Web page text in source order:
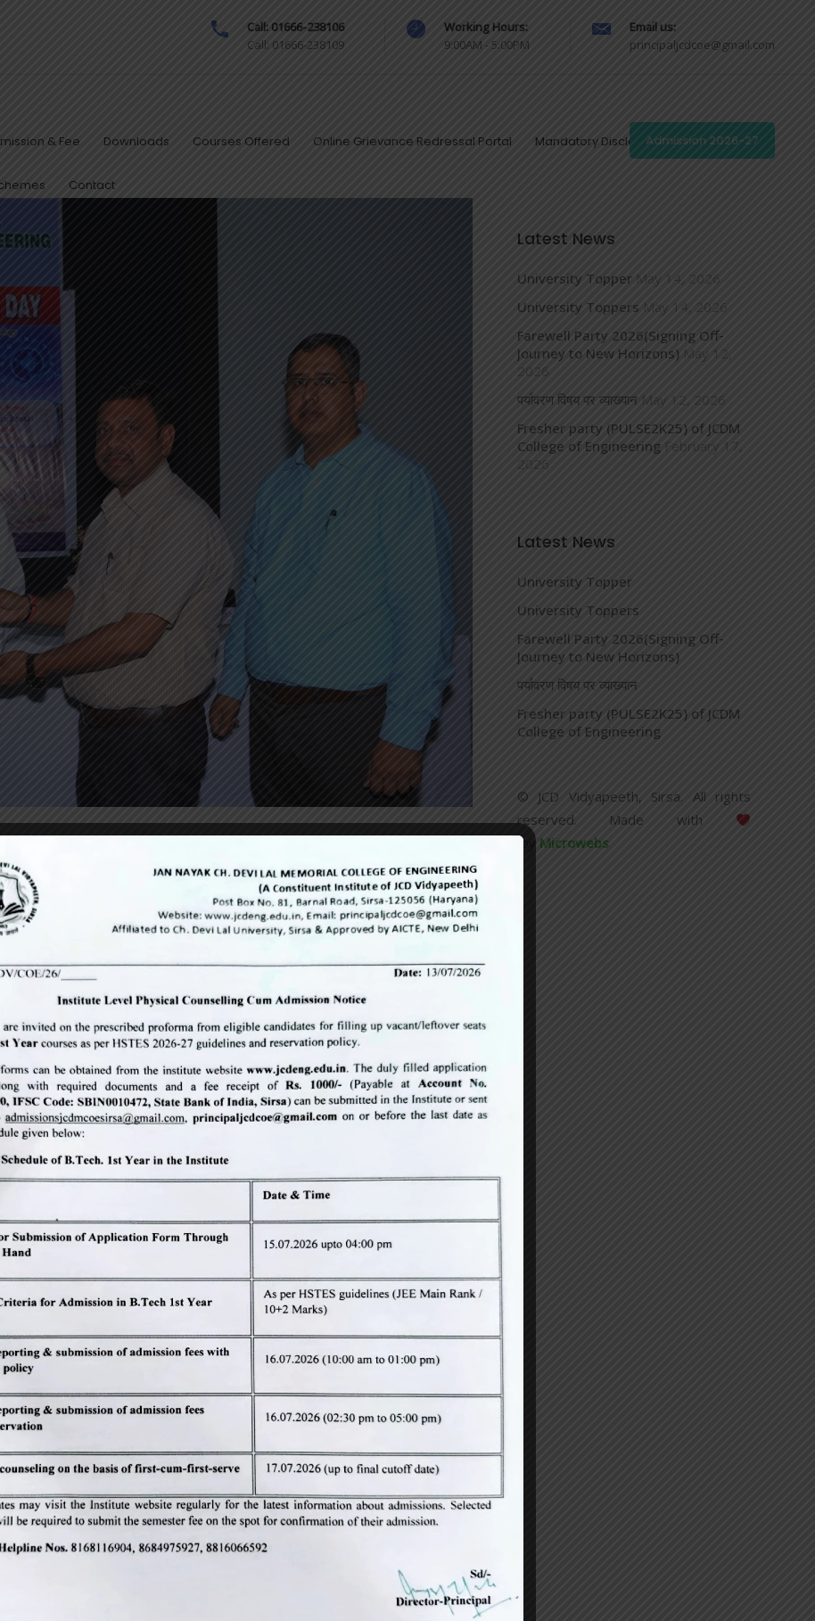
Call: 01666-238106
Call: 01666-238109
Working Hours:
9:00AM - 5:00PM
Email us:
principaljcdcoe@gmail.com
& Fee Downloads Courses Offered Online Grievance Redressal Portal Mandatory Disclosures
Contact
Admission 2026-27
celebration
का समापन।
तकनीकी विभाग हरियाणा (डीएसटी) के सौजन्य से राष्ट्रीय तकनीकी दिवस का आयोजन किया गया।
इन दो दिवसीय प्रतियोगिताओं में पोस्टर मेकिंग ,लोगो मेकिंग , पावरप्वाइंट प्रेजेंटेशन , प्रश्नोत्तरी
” टेक्नोलॉजीकल एडवांसमेंट फॉर ग्लोबल वेल बीइंग” रखा गया था । कार्यक्रम के समापन समारोह में
के रूप में शिरकत की। वही कुलसचिव डॉक्टर सुधांशु गुप्ता विशिष्ट अतिथि की भूमिका में उपस्थित रहे।
मुख्य वक्ता के रूप में शामिल हुए। इस अवसर पर जेसीडी विद्यापीठ के विभिन्न कॉलेजों के प्राचार्य गण
कौर उपस्थित रहे । इस अवसर पर मुख्य वक्ता डॉ राजेश बंसल ने छात्रों का मार्गदर्शन करते हुए कहा
करता है की हम उसका प्रयोग मानव सभ्यता के विकास के लिए करें अथवा विनाश के लिए करें।
कि हमारा देश तकनीक के क्षेत्र में विकसित देशों के साथ कदम से कदम मिलते हुए विश्व गुरु बनने के पथ
देना चाहिए। इस अवसर पर जेसीडी विद्यापीठ के महानिदेशक डॉक्टर कुलदीप सिंह ढींडसा ने
आयोजन के लिए सराहना की। उन्होंने जेसीडी मेमोरियल इंजीनियरिंग कॉलेज में राष्ट्रीय तकनीकी
से लेकर स्वास्थ्य सेवा और कनेक्टिविटी तक, प्रौद्योगिकी ने हमारे जीवन को बेहतर बनाया है। सबसे
हो रहा है। उन्होंने कहा कि राष्ट्रीय प्रौद्योगिकी दिवस 1998 में किए गए पोखरण परमाणु
और प्रौद्योगिकीविदों के योगदान को पहचानना और उनका सम्मान करना है।
ने जानकारी प्रदान करते हुए बताया की विभिन्न प्रतियोगिताओं में सिरसा एवं आसपास के क्षेत्रों के
देवीलाल स्टेट इंजीनियरिंग कॉलेज पऩ्नी वाला मोटा की टीम ने प्रथम स्थान प्राप्त किया, जेसीडी
प्राप्त किया। पोस्टर मेकिंग प्रतियोगिता में संस्थान के आर्टिफिशियल इंटेलिजेंस विभाग के छात्रों अमन
फार्मेसी कॉलेज के छात्र जतिन ने तृतीय स्थान प्राप्त किया। संस्थान की कंप्यूटर विभाग की छात्रा पूर्वा
Latest News
University Topper May 14, 2026
University Toppers May 14, 2026
Farewell Party 2026(Signing Off-
Journey to New Horizons) May 12,
2026
पर्यावरण विषय पर व्याख्यान May 12, 2026
Fresher party (PULSE2K25) of JCDM
College of Engineering February 17,
2026
Latest News
University Topper
University Toppers
Farewell Party 2026(Signing Off-
Journey to New Horizons)
पर्यावरण विषय पर व्याख्यान
Fresher party (PULSE2K25) of JCDM
College of Engineering
© JCD Vidyapeeth, Sirsa. All rights
reserved. Made with
by Microwebs